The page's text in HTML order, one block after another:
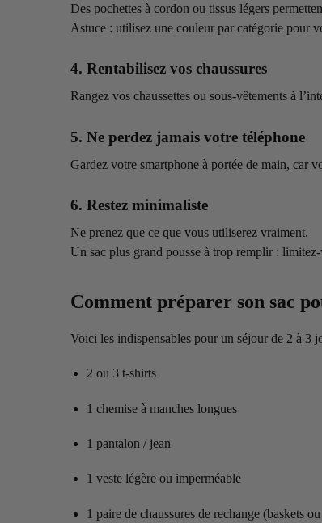
Des pochettes à cordon ou tissus légers
Astuce : utilisez une couleur par catégorie pour
4. Rentabilisez vos chaussures
Rangez vos chaussettes ou sous-vêtements à
5. Ne perdez jamais votre téléphone
Gardez votre smartphone à portée de main, car
6. Restez minimaliste
Ne prenez que ce que vous utiliserez vraiment.
Un sac plus grand pousse à trop remplir :
Comment préparer son sac
Voici les indispensables pour un séjour de 2 à 3
2 ou 3 t-shirts
1 chemise à manches longues
1 pantalon / jean
1 veste légère ou imperméable
1 paire de chaussures de rechange (baskets